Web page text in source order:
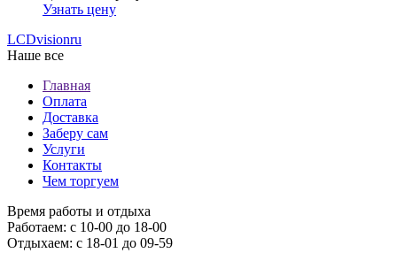
Узнать цену
LCDvisionru
Наше все
Главная
Оплата
Доставка
Заберу сам
Услуги
Контакты
Чем торгуем
Время работы и отдыха
Работаем: с 10-00 до 18-00
Отдыхаем: с 18-01 до 09-59